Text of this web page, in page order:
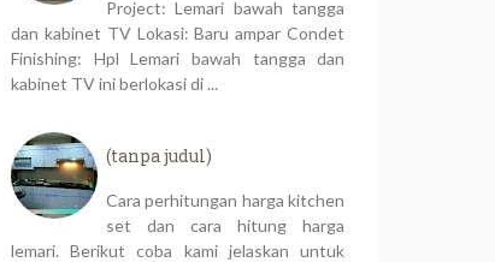
Project: Lemari bawah tangga
dan kabinet TV Lokasi: Baru ampar Condet
Finishing: Hpl Lemari bawah tangga dan
kabinet TV ini berlokasi di ...
(tanpa judul)
Cara perhitungan harga kitchen
set dan cara hitung harga
lemari. Berikut coba kami jelaskan untuk